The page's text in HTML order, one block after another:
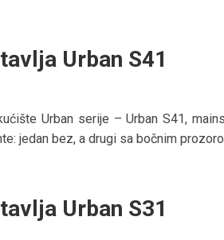
Urban S41
Urban serije – Urban S41,
jedan bez, a drugi sa bočnim
Urban S31